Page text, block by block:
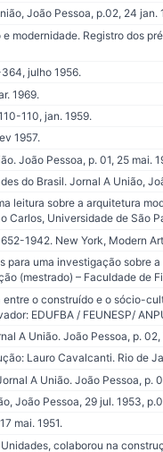
João Pessoa, p.02, 24 jan.
modernidade. Registro dos
julho 1956.
1969.
110, jan. 1959.
1957.
João Pessoa, p. 01, 25 mai.
do Brasil. Jornal A União,
leitura sobre a arquitetura
Carlos, Universidade de São
1942. New York, Modern
para uma investigação sobre
(mestrado) – Faculdade de
o construído e o sócio-
EDUFBA / FEUNESP/
A União. João Pessoa, p. 02,
Lauro Cavalcanti. Rio de
A União. João Pessoa, p.
João Pessoa, 29 jul. 1953,
mai. 1951.
colaborou na